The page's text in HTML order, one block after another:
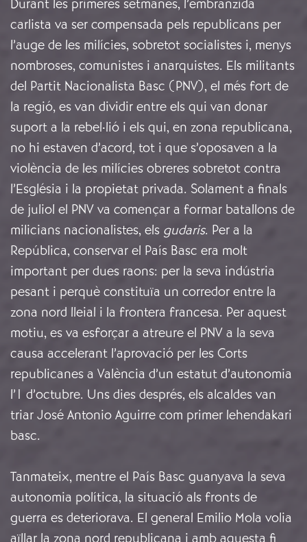
Durant les primeres setmanes, l’embranzida
carlista va ser compensada pels republicans per
l’auge de les milícies, sobretot socialistes i, menys
nombroses, comunistes i anarquistes. Els militants
del Partit Nacionalista Basc (PNV), el més fort de
la regió, es van dividir entre els qui van donar
suport a la rebel·lió i els qui, en zona republicana,
no hi estaven d’acord, tot i que s’oposaven a la
violència de les milícies obreres sobretot contra
l’Església i la propietat privada. Solament a finals
de juliol el PNV va començar a formar batallons de
milicians nacionalistes, els gudaris. Per a la
República, conservar el País Basc era molt
important per dues raons: per la seva indústria
pesant i perquè constituïa un corredor entre la
zona nord lleial i la frontera francesa. Per aquest
motiu, es va esforçar a atreure el PNV a la seva
causa accelerant l’aprovació per les Corts
republicanes a València d’un estatut d’autonomia
l’1 d’octubre. Uns dies després, els alcaldes van
triar José Antonio Aguirre com primer lehendakari
basc.
Tanmateix, mentre el País Basc guanyava la seva
autonomia política, la situació als fronts de
guerra es deteriorava. El general Emilio Mola volia
aïllar la zona nord republicana i amb aquesta fi